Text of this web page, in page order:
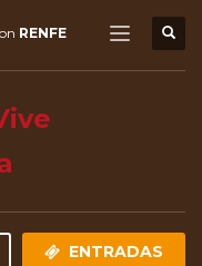
RENFE
ENTRADAS